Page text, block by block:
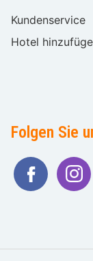
Kundenservice
Hotel
Folgen Sie